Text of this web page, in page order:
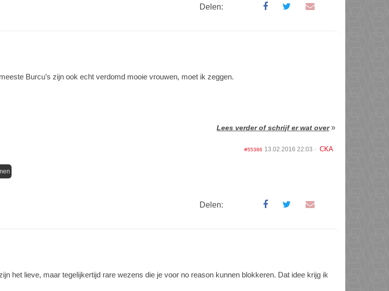
Delen:
Burcu’s zijn ook echt verdomd mooie vrouwen, moet ik zeggen.
Lees verder of schrijf er wat over»
#55386 13.02.2016 22:03 CKA
Delen:
het lieve, maar tegelijkertijd rare wezens die je voor no reason kunnen blokkeren. Dat idee krijg ik